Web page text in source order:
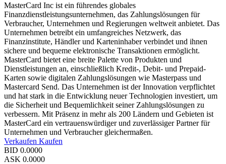
MasterCard Inc ist ein führendes globales
Finanzdienstleistungsunternehmen, das Zahlungslösungen für
Verbraucher, Unternehmen und Regierungen weltweit anbietet. Das
Unternehmen betreibt ein umfangreiches Netzwerk, das
Finanzinstitute, Händler und Karteninhaber verbindet und ihnen
sichere und bequeme elektronische Transaktionen ermöglicht.
MasterCard bietet eine breite Palette von Produkten und
Dienstleistungen an, einschließlich Kredit-, Debit- und Prepaid-
Karten sowie digitalen Zahlungslösungen wie Masterpass und
Mastercard Send. Das Unternehmen ist der Innovation verpflichtet
und hat stark in die Entwicklung neuer Technologien investiert, um
die Sicherheit und Bequemlichkeit seiner Zahlungslösungen zu
verbessern. Mit Präsenz in mehr als 200 Ländern und Gebieten ist
MasterCard ein vertrauenswürdiger und zuverlässiger Partner für
Unternehmen und Verbraucher gleichermaßen.
Verkaufen Kaufen
BID 0.0000
ASK 0.0000